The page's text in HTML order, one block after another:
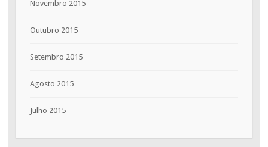
Novembro 2015
Outubro 2015
Setembro 2015
Agosto 2015
Julho 2015